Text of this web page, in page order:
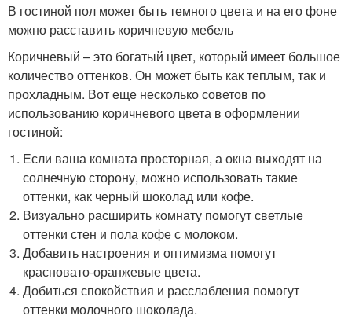
В гостиной пол может быть темного цвета и на его фоне
можно расставить коричневую мебель
Коричневый – это богатый цвет, который имеет большое
количество оттенков. Он может быть как теплым, так и
прохладным. Вот еще несколько советов по
использованию коричневого цвета в оформлении
гостиной:
Если ваша комната просторная, а окна выходят на
солнечную сторону, можно использовать такие
оттенки, как черный шоколад или кофе.
Визуально расширить комнату помогут светлые
оттенки стен и пола кофе с молоком.
Добавить настроения и оптимизма помогут
красновато-оранжевые цвета.
Добиться спокойствия и расслабления помогут
оттенки молочного шоколада.